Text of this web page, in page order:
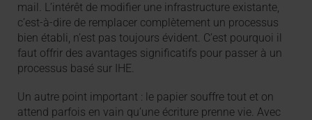
mail. L’intérêt de modifier une infrastructure existante,
c’est-à-dire de remplacer complètement un processus
bien établi, n’est pas toujours évident. C’est pourquoi il
faut offrir des avantages significatifs pour passer à un
processus basé sur IHE.
Un autre point important : le papier souffre tout et on
attend parfois en vain qu’une écriture prenne vie. Avec